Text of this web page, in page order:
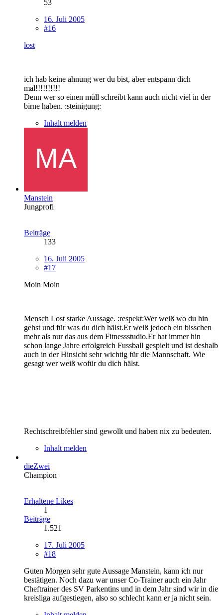
53
16. Juli 2005
#16
lost
ich hab keine ahnung wer du bist, aber entspann dich
mal!!!!!!!!!!
Denn wer so einen müll schreibt kann auch nicht viel in der
birne haben. :steinigung:
Inhalt melden
Manstein
Jungprofi
Beiträge
133
16. Juli 2005
#17
Moin Moin
Mensch Lost starke Aussage. :respekt:Wer weiß wo du hin
gehst und für was du dich hälst.Er weiß jedoch ein bisschen
mehr als nur das aus dem Fitnessstudio.Er hat immer hin
schon lange Jahre erfolgreich Fussball gespielt und ist deshalb
auch in der Hinsicht sehr wichtig für die Mannschaft. Wie
gesagt wer weiß wofür du dich hälst.
Rechtschreibfehler sind gewollt und haben nix zu bedeuten.
Inhalt melden
dieZwei
Champion
Erhaltene Likes
1
Beiträge
1.521
17. Juli 2005
#18
Guten Morgen sehr gute Aussage Manstein, kann ich nur
bestätigen. Noch dazu war unser Co-Trainer auch ein Jahr
Cheftrainer des SV Parkentins und in dem Jahr sind wir in die
kreisliga aufgestiegen, also so schlecht kann er ja nicht sein.